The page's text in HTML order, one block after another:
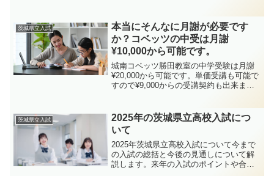
学習カリキュラムの作成をAI が自動で行
うことで、最短距離で目標点数の達成を
目指すことができます。AIのサポートで
効率的に学習を進化させましょう！
茨城県立入試
本当にそんなに月謝が必要です
か？コベッツの中受は月謝
¥10,000から可能です。
城南コベッツ勝田教室の中学受験は月謝
¥20,000から可能です。単価受講も可能で
すので¥9,000からの受講契約も出来ま
ます。皆さんとともに頑張って行くこと
を教室スタッフ全員で楽しみにしていま
す。
茨城県立入試
2025年の茨城県立高校入試につ
いて
2025年茨城県立高校入試について今まで
の入試の総括と今後の見通しについて解
説します。来年の入試のポイントや合格